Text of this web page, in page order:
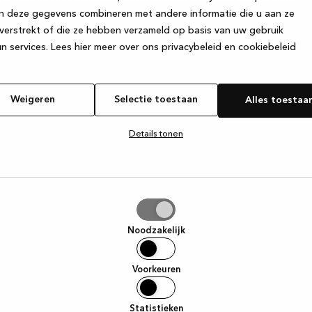
deze gegevens combineren met andere informatie die u aan ze
of die ze hebben verzameld op basis van uw gebruik
services. Lees hier meer over ons privacybeleid en cookiebeleid
Weigeren Selectie toestaan Alles
Details tonen
Noodzakelijk
Voorkeuren
Statistieken
has occurred while loadingwww.kvik.be (see the